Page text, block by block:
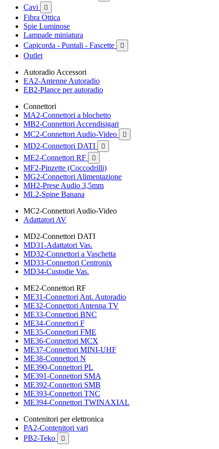
Cavi 
Fibra Ottica
Spie Luminose
Lampade miniatura
Capicorda - Puntali - Fascette

Outlet
Autoradio Accessori
EA2-Antenne Autoradio
EB2-Plance per autoradio
Connettori
MA2-Connettori a blochetto
MB2-Connettori Accendisigari
MC2-Connettori Audio-Video

MD2-Connettori DATI 
ME2-Connettori RF 
MF2-Pinzette (Coccodrilli)
MG2-Connettori Alimentazione
MH2-Prese Audio 3,5mm
ML2-Spine Banana
MC2-Connettori Audio-Video
Adattatori AV
MD2-Connettori DATI
MD31-Adattatori Vas.
MD32-Connettori a Vaschetta
MD33-Connettori Centronix
MD34-Custodie Vas.
ME2-Connettori RF
ME31-Connettori Ant. Autoradio
ME32-Connettori Antenna TV
ME33-Connettori BNC
ME34-Connettori F
ME35-Connettori FME
ME36-Connettori MCX
ME37-Connettori MINI-UHF
ME38-Connettori N
ME390-Connettori PL
ME391-Connettori SMA
ME392-Connettori SMB
ME393-Connettori TNC
ME394-Connettori TWINAXIAL
Contenitori per elettronica
PA2-Contenitori vari
PB2-Teko
